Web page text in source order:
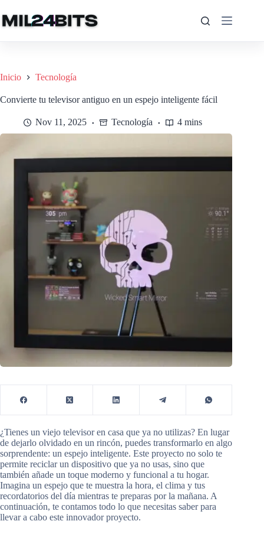
al
contenido
Inicio Tecnología
Convierte tu televisor antiguo en un espejo inteligente fácil
Nov 11, 2025 Tecnología 4 mins
¿Tienes un viejo televisor en casa que ya no utilizas? En lugar
de dejarlo olvidado en un rincón, puedes transformarlo en algo
sorprendente: un espejo inteligente. Este proyecto no solo te
permite reciclar un dispositivo que ya no usas, sino que
también añade un toque moderno y funcional a tu hogar.
Imagina un espejo que te muestra la hora, el clima y tus
recordatorios del día mientras te preparas por la mañana. A
continuación, te contamos todo lo que necesitas saber para
llevar a cabo este innovador proyecto.